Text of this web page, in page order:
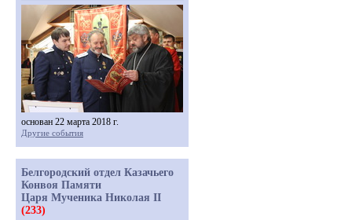
основан 22 марта 2018 г.
Другие события
Белгородский отдел Казачьего
Конвоя Памяти
Царя Мученика Николая II
(233)